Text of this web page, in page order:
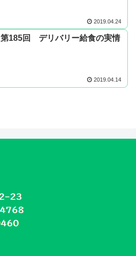
2019.04.24
第185回 デリバリー給食の実情
2019.04.14